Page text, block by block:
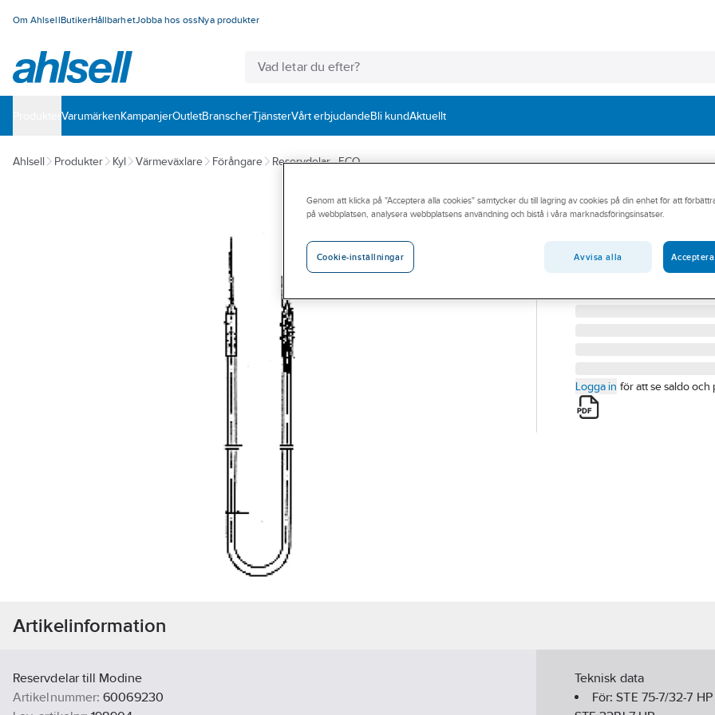
Om AhlsellButikerHållbarhetJobba hos ossNya produkter
VarumärkenKampanjerOutletBranscherTjänsterVårt erbjudandeBli kundAktuellt
Ahlsell Produkter Kyl Värmeväxlare Förångare Reservdelar - ECO
ECO MODINE
ECO Luvata
ECO VÄRMESTAV STE
Artikelnummer:
60069230
198904
Logga in för att se saldo och
Artikelinformation
Reservdelar till Modine
Artikelnummer: 60069230
Teknisk data
För:STE 75-7/32-7 HP
Genom att klicka på "Acceptera alla cookies" samtycker du till lagring av cookies på din enhet för att
på webbplatsen, analysera webbplatsens användning och bistå i våra marknadsföringsinsatser.
Cookie-inställningar Avvisa alla